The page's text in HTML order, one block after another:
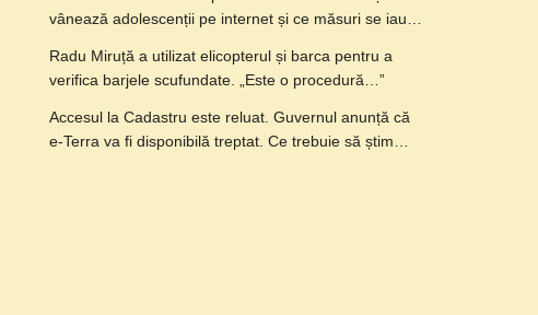
vânează adolescenții pe internet și ce măsuri se iau…
Radu Miruță a utilizat elicopterul și barca pentru a
verifica barjele scufundate. „Este o procedură…”
Accesul la Cadastru este reluat. Guvernul anunță că
e-Terra va fi disponibilă treptat. Ce trebuie să știm…